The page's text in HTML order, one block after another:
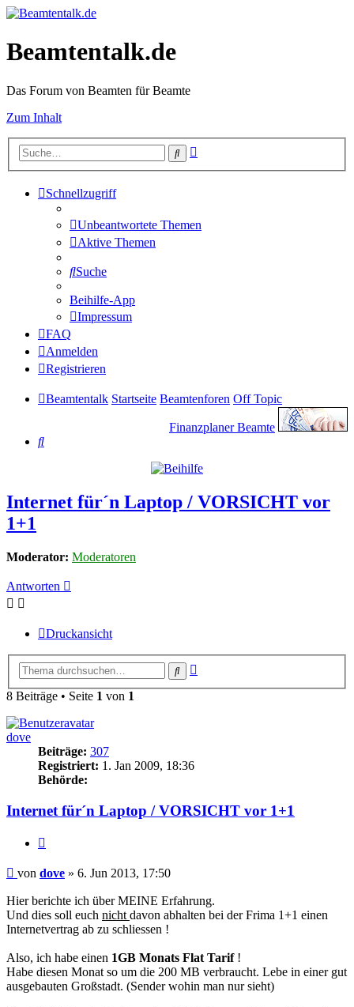
Beamtentalk.de
Das Forum von Beamten für Beamte
Zum Inhalt
Suche
Schnellzugriff
Unbeantwortete Themen
Aktive Themen
Suche
Beihilfe-App
Impressum
FAQ
Anmelden
Registrieren
Beamtentalk Startseite Beamtenforen Off Topic
Finanzplaner Beamte
Suche
Internet für´n Laptop / VORSICHT vor
1+1
Moderator: Moderatoren
Antworten
Druckansicht
Suche
8 Beiträge • Seite 1 von 1
dove
Beiträge: 307
Registriert: 1. Jan 2009, 18:36
Behörde:
Internet für´n Laptop / VORSICHT vor 1+1
Beitrag
von dove » 6. Jun 2013, 17:50
Hier berichte ich über MEINE Erfahrung.
Und dies soll euch nicht davon abhalten bei der Frima 1+1 einen
Internetvertrag ab zu schliessen !
Also, ich habe einen 1GB Monats Flat Tarif!
Habe diesen Monat so um die 200 MB verbraucht. Lebe in einer gut
ausgebauten Großstadt. (Sender wohin man nur sieht)